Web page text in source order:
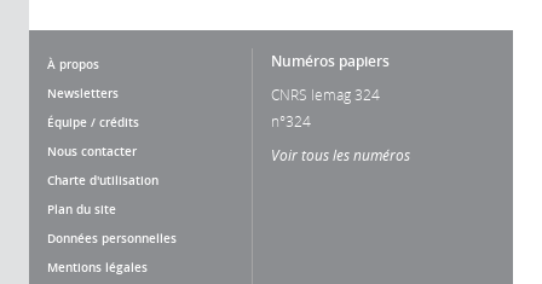
À propos
Newsletters
Équipe / crédits
Nous contacter
Charte d'utilisation
Plan du site
Données personnelles
Mentions légales
Numéros papiers
CNRS lemag 324
n°324
Voir tous les numéros